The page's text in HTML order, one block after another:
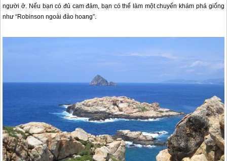
người ở. Nếu bạn có đủ cam đảm, bạn có thể làm một chuyến khám phá giống
như “Robinson ngoài đảo hoang”.